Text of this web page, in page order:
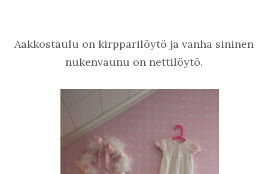
Aakkostaulu on kirpparilöytö ja vanha sininen
nukenvaunu on nettilöytö.